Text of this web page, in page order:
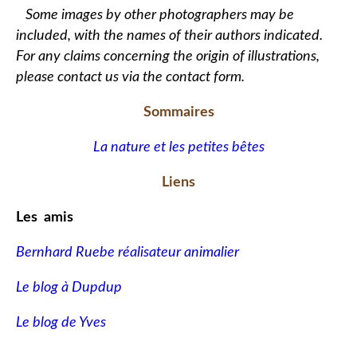
Some images by other photographers may be
included, with the names of their authors indicated.
For any claims concerning the origin of illustrations,
please contact us via the contact form.
Sommaires
La nature et les petites bêtes
Liens
Les amis
Bernhard Ruebe réalisateur animalier
Le blog à Dupdup
Le blog de Yves